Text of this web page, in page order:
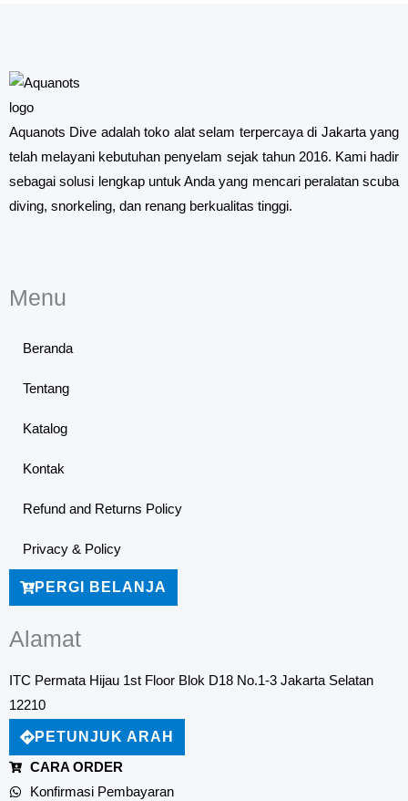
Aquanots Dive adalah toko alat selam terpercaya di Jakarta yang
telah melayani kebutuhan penyelam sejak tahun 2016. Kami hadir
sebagai solusi lengkap untuk Anda yang mencari peralatan scuba
diving, snorkeling, dan renang berkualitas tinggi.
Menu
Beranda
Tentang
Katalog
Kontak
Refund and Returns Policy
Privacy & Policy
PERGI BELANJA
Alamat
ITC Permata Hijau 1st Floor Blok D18 No.1-3 Jakarta Selatan
12210
PETUNJUK ARAH
CARA ORDER
Konfirmasi Pembayaran